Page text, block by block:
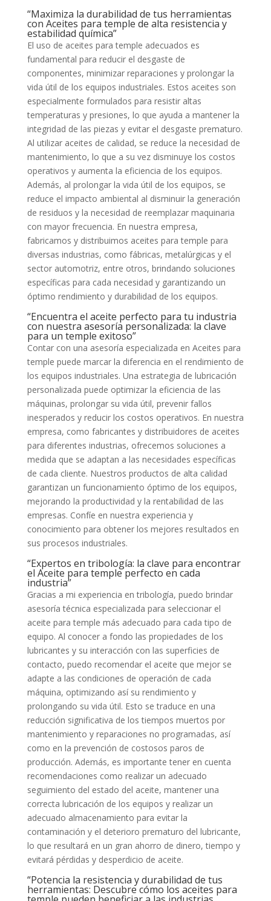
“Maximiza la durabilidad de tus herramientas
con Aceites para temple de alta resistencia y
estabilidad química”
El uso de aceites para temple adecuados es
fundamental para reducir el desgaste de
componentes, minimizar reparaciones y prolongar la
vida útil de los equipos industriales. Estos aceites son
especialmente formulados para resistir altas
temperaturas y presiones, lo que ayuda a mantener la
integridad de las piezas y evitar el desgaste prematuro.
Al utilizar aceites de calidad, se reduce la necesidad de
mantenimiento, lo que a su vez disminuye los costos
operativos y aumenta la eficiencia de los equipos.
Además, al prolongar la vida útil de los equipos, se
reduce el impacto ambiental al disminuir la generación
de residuos y la necesidad de reemplazar maquinaria
con mayor frecuencia. En nuestra empresa,
fabricamos y distribuimos aceites para temple para
diversas industrias, como fábricas, metalúrgicas y el
sector automotriz, entre otros, brindando soluciones
específicas para cada necesidad y garantizando un
óptimo rendimiento y durabilidad de los equipos.
“Encuentra el aceite perfecto para tu industria
con nuestra asesoría personalizada: la clave
para un temple exitoso”
Contar con una asesoría especializada en Aceites para
temple puede marcar la diferencia en el rendimiento de
los equipos industriales. Una estrategia de lubricación
personalizada puede optimizar la eficiencia de las
máquinas, prolongar su vida útil, prevenir fallos
inesperados y reducir los costos operativos. En nuestra
empresa, como fabricantes y distribuidores de aceites
para diferentes industrias, ofrecemos soluciones a
medida que se adaptan a las necesidades específicas
de cada cliente. Nuestros productos de alta calidad
garantizan un funcionamiento óptimo de los equipos,
mejorando la productividad y la rentabilidad de las
empresas. Confíe en nuestra experiencia y
conocimiento para obtener los mejores resultados en
sus procesos industriales.
“Expertos en tribología: la clave para encontrar
el Aceite para temple perfecto en cada
industria”
Gracias a mi experiencia en tribología, puedo brindar
asesoría técnica especializada para seleccionar el
aceite para temple más adecuado para cada tipo de
equipo. Al conocer a fondo las propiedades de los
lubricantes y su interacción con las superficies de
contacto, puedo recomendar el aceite que mejor se
adapte a las condiciones de operación de cada
máquina, optimizando así su rendimiento y
prolongando su vida útil. Esto se traduce en una
reducción significativa de los tiempos muertos por
mantenimiento y reparaciones no programadas, así
como en la prevención de costosos paros de
producción. Además, es importante tener en cuenta
recomendaciones como realizar un adecuado
seguimiento del estado del aceite, mantener una
correcta lubricación de los equipos y realizar un
adecuado almacenamiento para evitar la
contaminación y el deterioro prematuro del lubricante,
lo que resultará en un gran ahorro de dinero, tiempo y
evitará pérdidas y desperdicio de aceite.
“Potencia la resistencia y durabilidad de tus
herramientas: Descubre cómo los aceites para